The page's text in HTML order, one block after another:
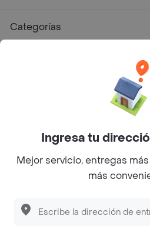
Descubre las
Categorías
©2026Rappi Inc. All
Ingresa tu
Mejor servicio, entregas
más